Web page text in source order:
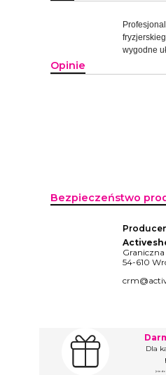
wygodne
Opinie
Bezpieczeństwo
54-610
Dla
(nie